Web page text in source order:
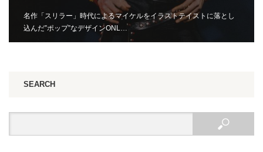
名作「スリラー」時代によるマイケルをイラストテイストに落とし
込んだ”ポップ”なデザインONL…
SEARCH